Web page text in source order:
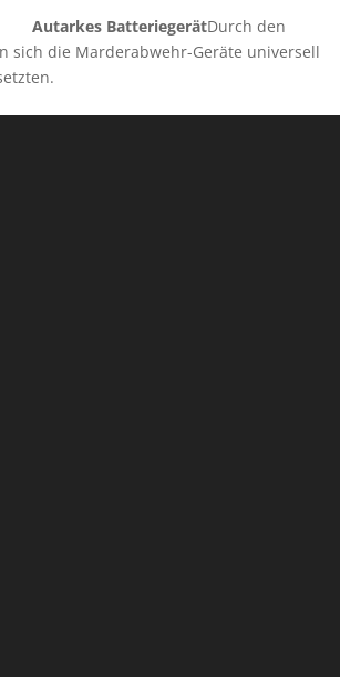
Autarkes BatteriegerätDurch den
sich die Marderabwehr-Geräte universell